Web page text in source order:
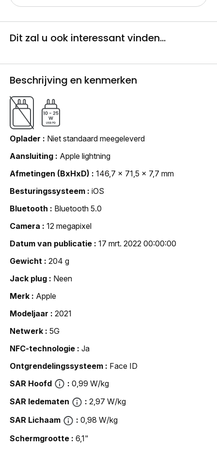
Dit zal u ook interessant vinden...
Beschrijving en kenmerken
Oplader
Niet standaard meegeleverd
Aansluiting
Apple lightning
Afmetingen (BxHxD)
146,7 x 71,5 x 7,7 mm
Besturingssysteem
iOS
Bluetooth
Bluetooth 5.0
Camera
12 megapixel
Datum van publicatie
17 mrt. 2022 00:00:00
Gewicht
204 g
Jack plug
Neen
Merk
Apple
Modeljaar
2021
Netwerk
5G
NFC-technologie
Ja
Ontgrendelingssysteem
Face ID
SAR Hoofd
0,99 W/kg
SAR ledematen
2,97 W/kg
SAR Lichaam
0,98 W/kg
Schermgrootte
6,1"